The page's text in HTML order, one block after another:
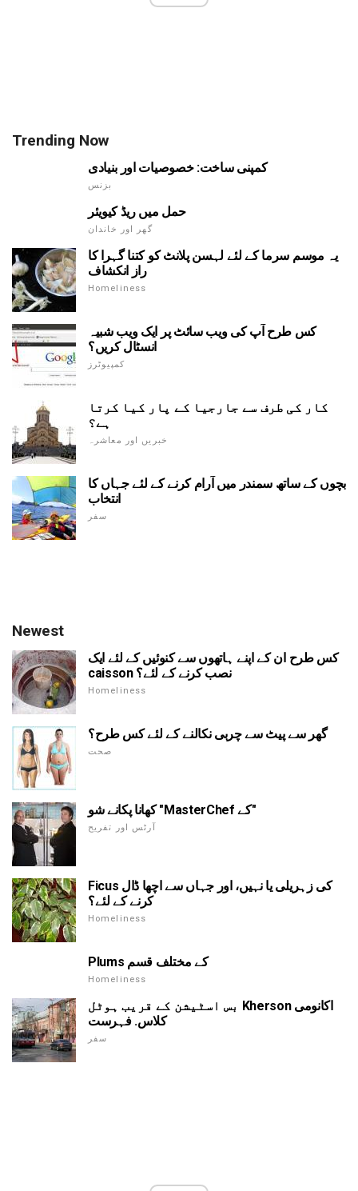
Trending Now
کمپنی ساخت: خصوصیات اور بنیادی
بزنس
حمل میں ریڈ کیویئر
گھر اور خاندان
یہ موسم سرما کے لئے لہسن پلانٹ کو کتنا گہرا کا
راز انکشاف
Homeliness
کس طرح آپ کی ویب سائٹ پر ایک ویب شبیہ
انسٹال کریں؟
کمپیوٹرز
کار کی طرف سے جارجیا کے پار کیا کرتا
ہے؟
خبریں اور معاشرہ
بچوں کے ساتھ سمندر میں آرام کرنے کے لئے جہاں کا
انتخاب
سفر
Newest
کس طرح ان کے اپنے ہاتھوں سے کنوئیں کے لئے ایک
caisson نصب کرنے کے لئے؟
Homeliness
گھر سے پیٹ سے چربی نکالنے کے لئے کس طرح؟
صحت
کھانا پکانے شو "MasterChef کے"
آرٹس اور تفریح
Ficus کی زہریلی یا نہیں، اور جہاں سے اچھا ڈال
کرنے کے لئے؟
Homeliness
Plums کے مختلف قسم
Homeliness
بس اسٹیشن کے قریب ہوٹل Kherson اکانومی
کلاس. فہرست
سفر